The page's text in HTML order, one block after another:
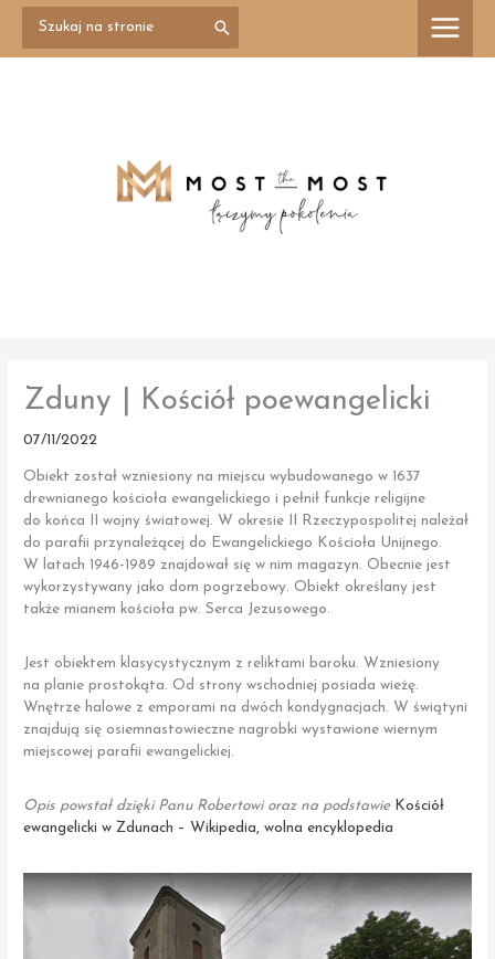
Przejdź
treści
for:
Zduny | Kościół poewangelicki
07/11/2022
Obiekt został wzniesiony na miejscu wybudowanego w 1637
drewnianego kościoła ewangelickiego i pełnił funkcje religijne
do końca II wojny światowej. W okresie II Rzeczypospolitej należał
do parafii przynależącej do Ewangelickiego Kościoła Unijnego.
W latach 1946-1989 znajdował się w nim magazyn. Obecnie jest
wykorzystywany jako dom pogrzebowy. Obiekt określany jest
także mianem kościoła pw. Serca Jezusowego.
Jest obiektem klasycystycznym z reliktami baroku. Wzniesiony
na planie prostokąta. Od strony wschodniej posiada wieżę.
Wnętrze halowe z emporami na dwóch kondygnacjach. W świątyni
znajdują się osiemnastowieczne nagrobki wystawione wiernym
miejscowej parafii ewangelickiej.
Opis powstał dzięki Panu Robertowi oraz na podstawie Kościół
ewangelicki w Zdunach – Wikipedia, wolna encyklopedia